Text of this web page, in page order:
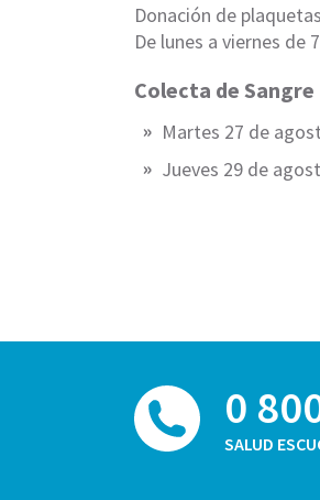
Donación de
De lunes a viernes de
Colecta de Sangre
Martes 27 de
Jueves 29 de
0
SALUD